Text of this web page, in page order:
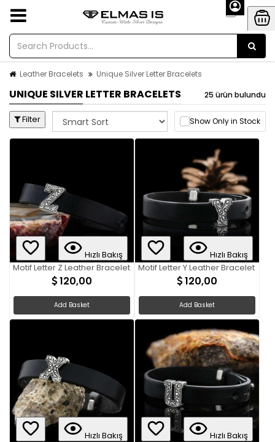
Leather Bracelets Unique Silver Letter Bracelets
UNIQUE SILVER LETTER BRACELETS 25 ürün bulundu
Filter Show Only in Stock
Hızlı Bakış
Motif Letter Z Leather Bracelet
120,00
Add Basket
Hızlı Bakış
Motif Letter Y Leather Bracelet
120,00
Add Basket
Hızlı Bakış
Hızlı Bakış